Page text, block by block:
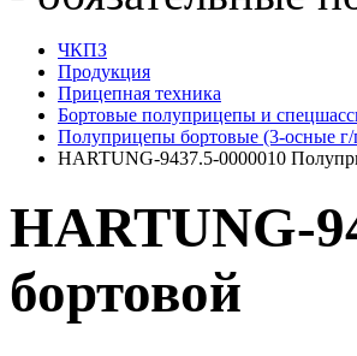
ЧКПЗ
Продукция
Прицепная техника
Бортовые полуприцепы и
Полуприцепы бортовые (3-осные г/
HARTUNG-9437.5-0000010
HARTUNG-
бортовой